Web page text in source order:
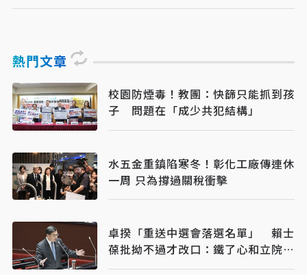
熱門文章
校園防煙毒！教團：快篩只能抓到孩
子 問題在「成少共犯結構」
水五金重鎮陷寒冬！彰化工廠傳連休
一周 只為撐過關稅衝擊
卓揆「重送中選會落選名單」 賴士
葆批拗不過才改口：鐵了心和立院對
立